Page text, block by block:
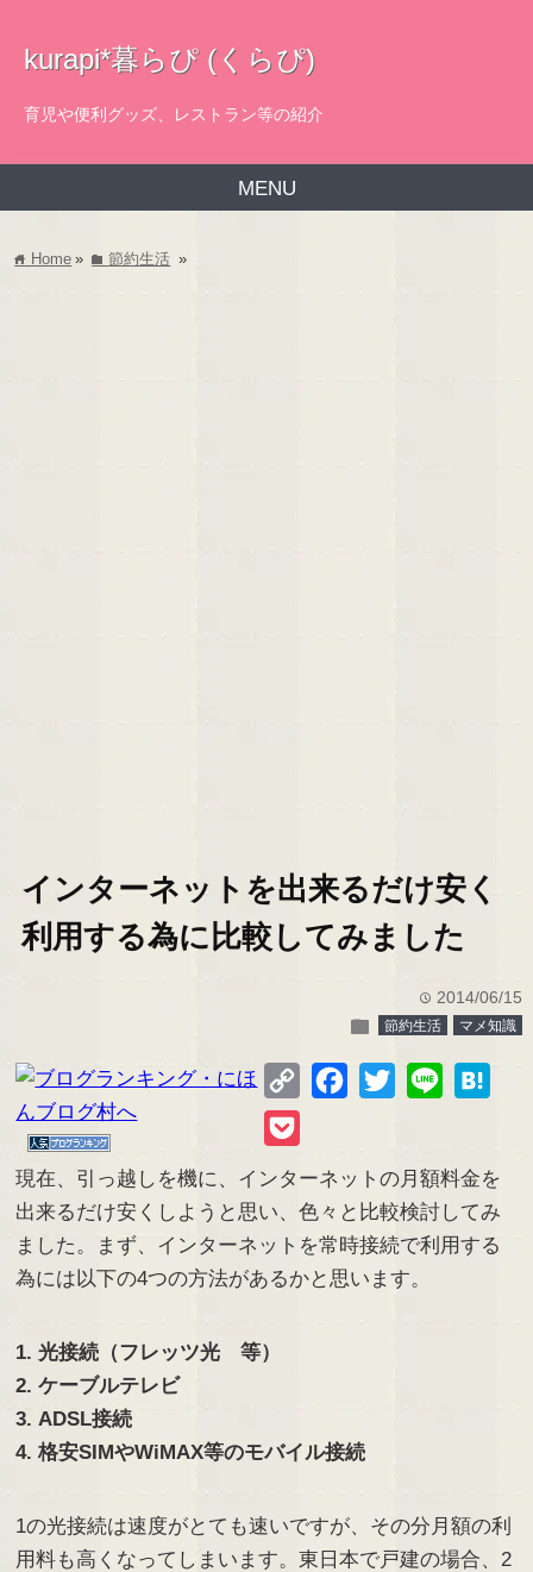
kurapi*暮らぴ (くらぴ)
育児や便利グッズ、レストラン等の紹介
MENU
home Home » folder節約生活 »
インターネットを出来るだけ安く
利用する為に比較してみました
time 2014/06/15
folder 節約生活 マメ知識
Copy
Facebook
Twitter Line
現在、引っ越しを機に、インターネットの月額料金を
出来るだけ安くしようと思い、色々と比較検討してみ
ました。まず、インターネットを常時接続で利用する
為には以下の4つの方法があるかと思います。
1. 光接続（フレッツ光 等）
2. ケーブルテレビ
3. ADSL接続
4. 格安SIMやWiMAX等のモバイル接続
1の光接続は速度がとても速いですが、その分月額の利
用料も高くなってしまいます。東日本で戸建の場合、2